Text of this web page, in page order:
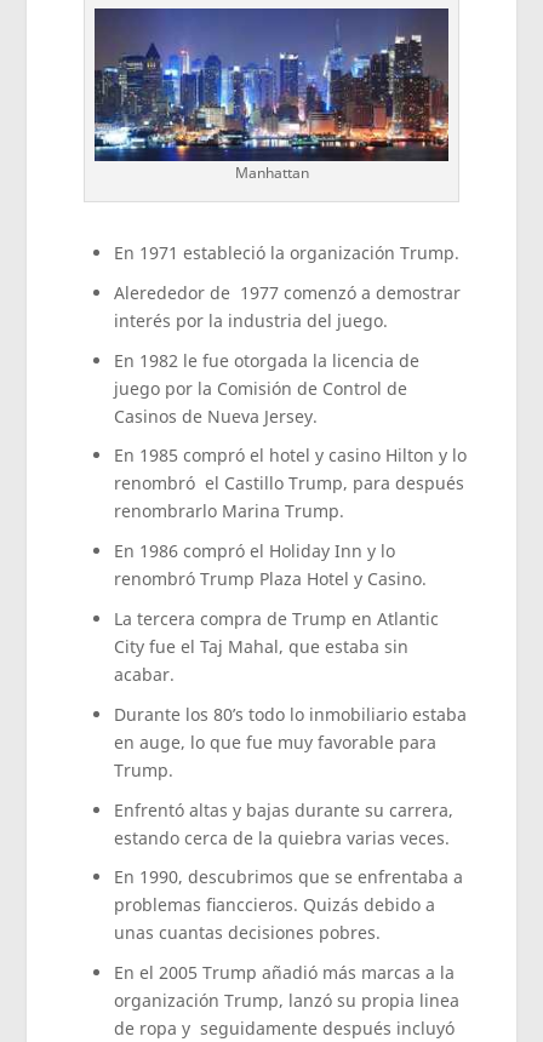
Manhattan
En 1971 estableció la organización Trump.
Alerededor de 1977 comenzó a demostrar
interés por la industria del juego.
En 1982 le fue otorgada la licencia de
juego por la Comisión de Control de
Casinos de Nueva Jersey.
En 1985 compró el hotel y casino Hilton y lo
renombró el Castillo Trump, para después
renombrarlo Marina Trump.
En 1986 compró el Holiday Inn y lo
renombró Trump Plaza Hotel y Casino.
La tercera compra de Trump en Atlantic
City fue el Taj Mahal, que estaba sin
acabar.
Durante los 80’s todo lo inmobiliario estaba
en auge, lo que fue muy favorable para
Trump.
Enfrentó altas y bajas durante su carrera,
estando cerca de la quiebra varias veces.
En 1990, descubrimos que se enfrentaba a
problemas fianccieros. Quizás debido a
unas cuantas decisiones pobres.
En el 2005 Trump añadió más marcas a la
organización Trump, lanzó su propia linea
de ropa y seguidamente después incluyó